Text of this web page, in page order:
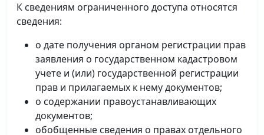
К сведениям ограниченного доступа относятся
сведения:
о дате получения органом регистрации прав
заявления о государственном кадастровом
учете и (или) государственной регистрации
прав и прилагаемых к нему документов;
о содержании правоустанавливающих
документов;
обобщенные сведения о правах отдельного